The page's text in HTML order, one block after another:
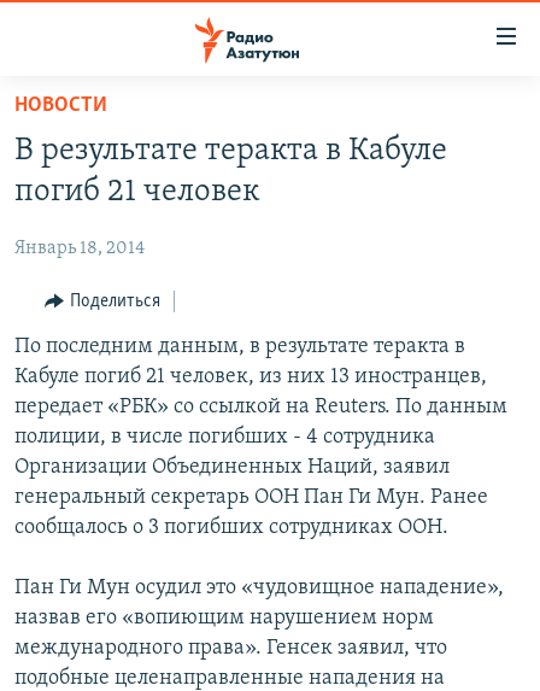
Перейти
основному
содержанию
навигации
Перейти
поиску
НОВОСТИ
ОБЩЕСТВО
ЭКОНОМИКА
РЕГИОН
НАГОРНЫЙ КАРАБАХ
КУЛЬТУРА
СПОРТ
АРХИВ
Հայերեն
English
Русский
НОВОСТИ
В результате теракта в Кабуле
погиб 21 человек
Январь 18, 2014
Поделиться
По последним данным, в результате теракта в
Кабуле погиб 21 человек, из них 13 иностранцев,
передает «РБК» со ссылкой на Reuters. По данным
полиции, в числе погибших - 4 сотрудника
Организации Объединенных Наций, заявил
генеральный секретарь ООН Пан Ги Мун. Ранее
сообщалось о 3 погибших сотрудниках ООН.
Пан Ги Мун осудил это «чудовищное нападение»,
назвав его «вопиющим нарушением норм
международного права». Генсек заявил, что
подобные целенаправленные нападения на